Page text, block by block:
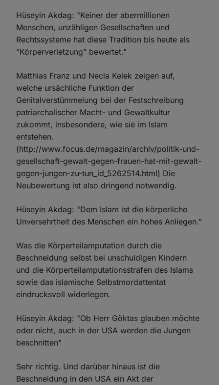
Hüseyin Akdag: "Keiner der abermillionen
Menschen, unzähligen Gesellschaften und
Rechtssysteme hat diese Tradition bis heute als
“Körperverletzung” bewertet."
Matthias Franz und Necla Kelek zeigen auf,
welche ursächliche Funktion der
Genitalverstümmelung bei der Festschreibung
patriarchalischer Macht- und Gewaltkultur
zukommt, insbesondere, wie sie im Islam
entstehen.
(http://www.focus.de/magazin/archiv/politik-und-
gesellschaft-gewalt-gegen-frauen-hat-mit-gewalt-
gegen-jungen-zu-tun_id_5262514.html) Die
Neubewertung ist also dringend notwendig.
Hüseyin Akdag: "Dem Islam ist die körperliche
Unversehrtheit des Menschen ein hohes Anliegen."
Was die Körperteilamputation durch die
Beschneidung selbst bei unschuldigen Kindern
und die Körperteilamputationsstrafen des Islams
sowie das islamische Selbstmordattentat
eindrucksvoll widerlegen.
Hüseyin Akdag: "Ob Herr Göktas glauben möchte
oder nicht, auch in der USA werden die Jungen
beschnitten"
Sehr richtig. Und darüber hinaus ist die
Beschneidung in den USA ein Akt der